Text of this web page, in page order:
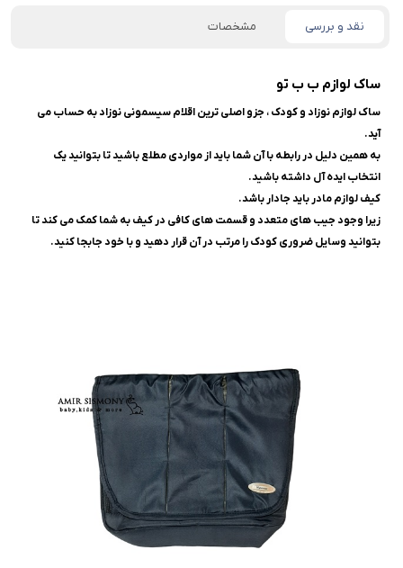
نقد و بررسی مشخصات
ساک لوازم ب ب تو
ساک لوازم نوزاد و کودک ، جزو اصلی ترین اقلام سیسمونی نوزاد به حساب می
آید.
به همین دلیل در رابطه با آن شما باید از مواردی مطلع باشید تا بتوانید یک
انتخاب ایده آل داشته باشید.
کیف لوازم مادر باید جادار باشد.
زیرا وجود جیب های متعدد و قسمت های کافی در کیف به شما کمک می کند تا
بتوانید وسایل ضروری کودک را مرتب در آن قرار دهید و با خود جابجا کنید.